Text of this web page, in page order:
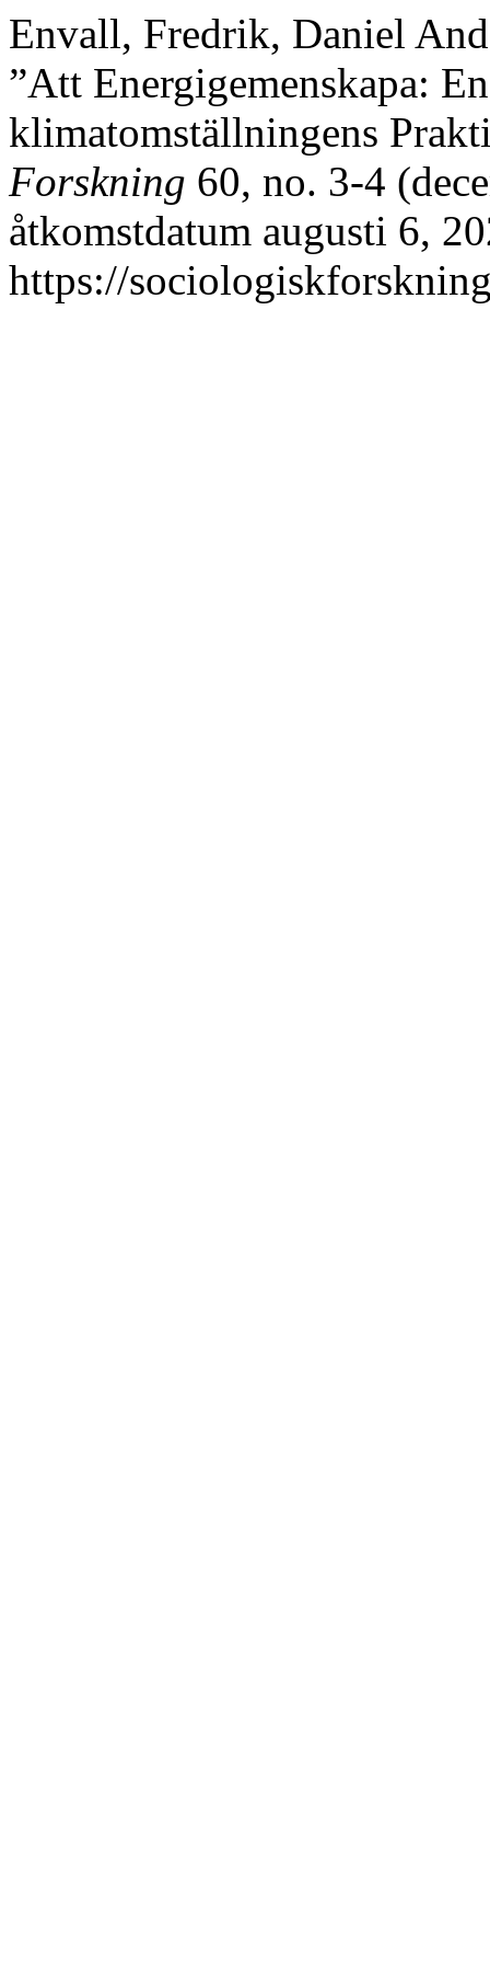
Envall, Fredrik, Daniel
”Att Energigemenskapa:
klimatomställningens
Forskning 60, no. 3-4
åtkomstdatum augusti 6,
https://